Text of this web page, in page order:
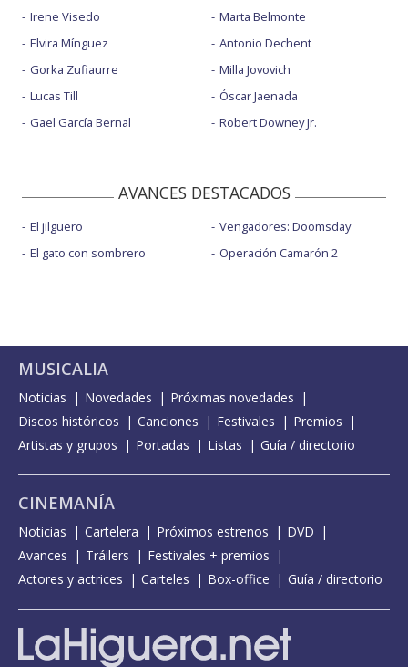
Irene Visedo
Elvira Mínguez
Gorka Zufiaurre
Lucas Till
Gael García Bernal
Marta Belmonte
Antonio Dechent
Milla Jovovich
Óscar Jaenada
Robert Downey Jr.
AVANCES DESTACADOS
El jilguero
El gato con sombrero
Vengadores: Doomsday
Operación Camarón 2
MUSICALIA
Noticias Novedades
Próximas novedades
Discos históricos
Canciones Festivales
Premios
Artistas y grupos
Portadas Listas Guía / directorio
CINEMANÍA
Noticias Cartelera Próximos estrenos
DVD
Avances
Tráilers
Festivales + premios
Actores y actrices
Carteles Box-office Guía / directorio